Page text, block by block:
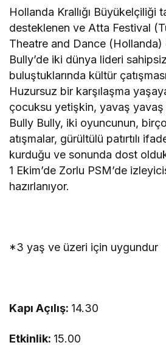
Hollanda Krallığı Büyükelçiliği
desteklenen ve Atta Festival
Theatre and Dance (Hollanda)
Bully’de iki dünya lideri
buluştuklarında kültür
Huzursuz bir karşılaşma
çocuksu yetişkin, yavaş yavaş
Bully Bully, iki oyuncunun,
atışmalar, gürültülü patırtılı
kurduğu ve sonunda dost
1 Ekim’de Zorlu PSM’de
hazırlanıyor.
*3 yaş ve üzeri için uygundur
Kapı Açılış: 14.30
Etkinlik: 15.00